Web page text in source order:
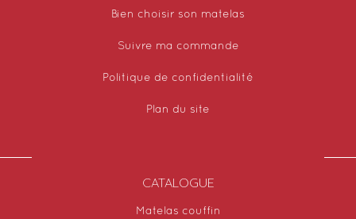
Bien choisir son matelas
Suivre ma commande
Politique de confidentialité
Plan du site
CATALOGUE
Matelas couffin